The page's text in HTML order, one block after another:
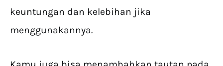
keuntungan dan kelebihan jika
menggunakannya.